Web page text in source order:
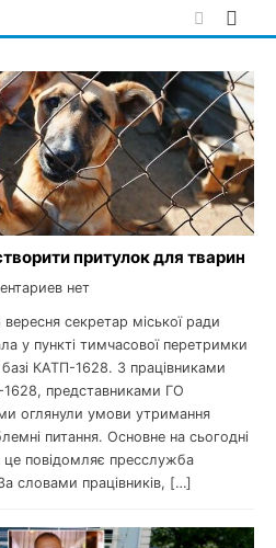
притулок для тварин
нет
секретар міської ради
у пункті тимчасової перетримки
КАТП-1628. З працівниками
представниками ГО
оглянули умови утримання
питання. Основне на сьогодні
повідомляє пресслужба
словами працівників, […]